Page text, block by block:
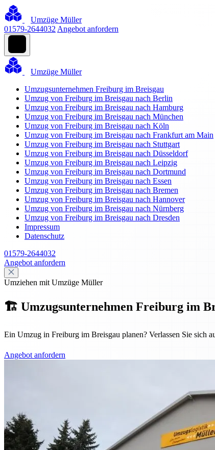
Umzüge Müller
01579-2644032 Angebot anfordern
Umzüge Müller
Umzugsunternehmen Freiburg im Breisgau
Umzug von Freiburg im Breisgau nach Berlin
Umzug von Freiburg im Breisgau nach Hamburg
Umzug von Freiburg im Breisgau nach München
Umzug von Freiburg im Breisgau nach Köln
Umzug von Freiburg im Breisgau nach Frankfurt am Main
Umzug von Freiburg im Breisgau nach Stuttgart
Umzug von Freiburg im Breisgau nach Düsseldorf
Umzug von Freiburg im Breisgau nach Leipzig
Umzug von Freiburg im Breisgau nach Dortmund
Umzug von Freiburg im Breisgau nach Essen
Umzug von Freiburg im Breisgau nach Bremen
Umzug von Freiburg im Breisgau nach Hannover
Umzug von Freiburg im Breisgau nach Nürnberg
Umzug von Freiburg im Breisgau nach Dresden
Impressum
Datenschutz
01579-2644032
Angebot anfordern
Umziehen mit Umzüge Müller
🏗️ Umzugsunternehmen Freiburg im
Ein Umzug in Freiburg im Breisgau planen? Verlassen Sie sich
Angebot anfordern